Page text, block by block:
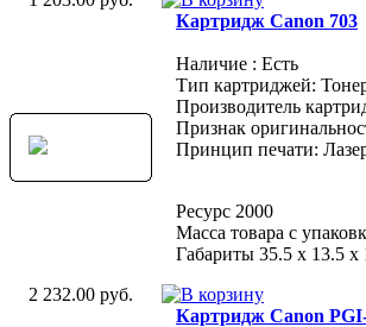
Картридж Canon 703
Наличие : Есть
Тип картриджей:
Производитель
Признак
Принцип печати:
Ресурс 2000
Масса товара с
Габариты 35.5 х 13.5 х
2 232.00 руб.
Картридж Canon